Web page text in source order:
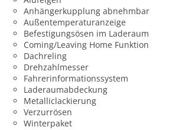
Anhängerkupplung abnehmbar
Außentemperaturanzeige
Befestigungsösen im Laderaum
Coming/Leaving Home Funktion
Dachreling
Drehzahlmesser
Fahrerinformationssystem
Laderaumabdeckung
Metalliclackierung
Verzurrösen
Winterpaket